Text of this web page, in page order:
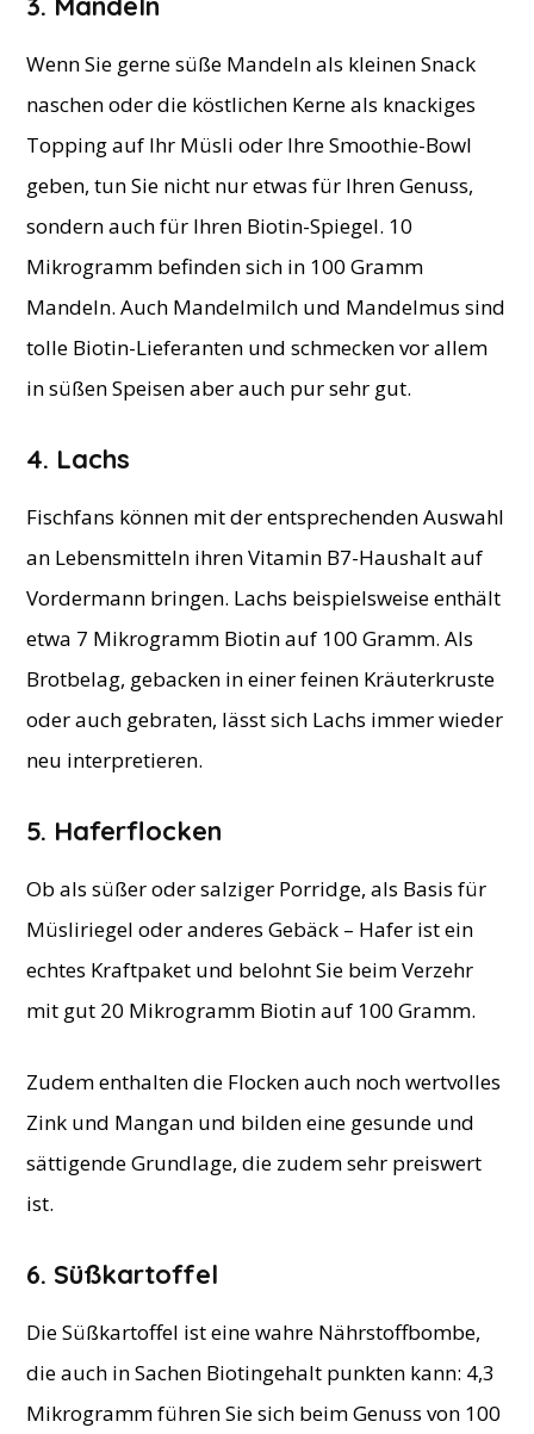
Wenn Sie gerne süße Mandeln als kleinen Snack
naschen oder die köstlichen Kerne als knackiges
Topping auf Ihr Müsli oder Ihre Smoothie-Bowl
geben, tun Sie nicht nur etwas für Ihren Genuss,
sondern auch für Ihren Biotin-Spiegel. 10
Mikrogramm befinden sich in 100 Gramm
Mandeln. Auch Mandelmilch und Mandelmus sind
tolle Biotin-Lieferanten und schmecken vor allem
in süßen Speisen aber auch pur sehr gut.
4. Lachs
Fischfans können mit der entsprechenden Auswahl
an Lebensmitteln ihren Vitamin B7-Haushalt auf
Vordermann bringen. Lachs beispielsweise enthält
etwa 7 Mikrogramm Biotin auf 100 Gramm. Als
Brotbelag, gebacken in einer feinen Kräuterkruste
oder auch gebraten, lässt sich Lachs immer wieder
neu interpretieren.
5. Haferflocken
Ob als süßer oder salziger Porridge, als Basis für
Müsliriegel oder anderes Gebäck – Hafer ist ein
echtes Kraftpaket und belohnt Sie beim Verzehr
mit gut 20 Mikrogramm Biotin auf 100 Gramm.
Zudem enthalten die Flocken auch noch wertvolles
Zink und Mangan und bilden eine gesunde und
sättigende Grundlage, die zudem sehr preiswert
ist.
6. Süßkartoffel
Die Süßkartoffel ist eine wahre Nährstoffbombe,
die auch in Sachen Biotingehalt punkten kann: 4,3
Mikrogramm führen Sie sich beim Genuss von 100